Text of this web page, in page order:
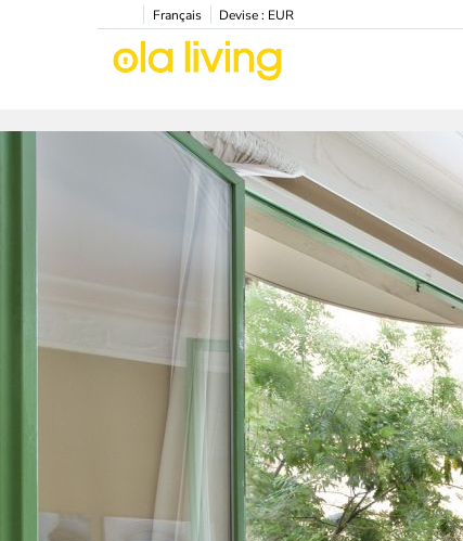
Français Devise : EUR